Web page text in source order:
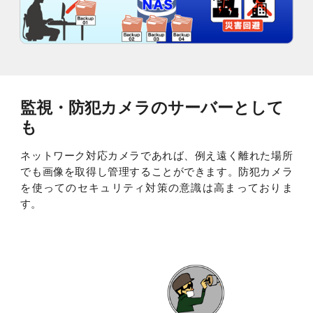
監視・防犯カメラのサーバーとして
も
ネットワーク対応カメラであれば、例え遠く離れた場所
でも画像を取得し管理することができます。防犯カメラ
を使ってのセキュリティ対策の意識は高まっておりま
す。